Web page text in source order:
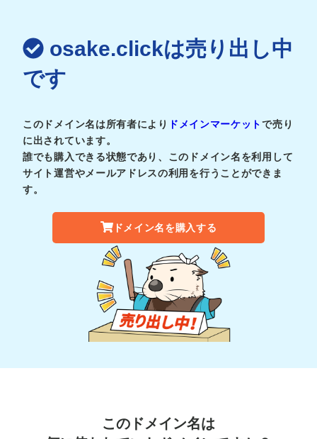
osake.clickは売り出し中
です
このドメイン名は所有者により ドメインマーケットで売り
に出されています。
誰でも購入できる状態であり、このドメイン名を利用して
サイト運営やメールアドレスの利用を行うことができま
す。
ドメイン名を購入する
このドメイン名は